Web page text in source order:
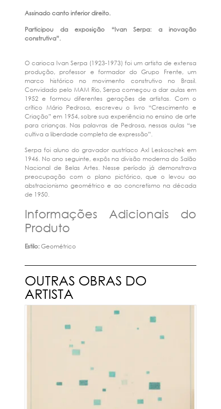
Assinado canto inferior direito.
Participou da exposição “Ivan Serpa: a inovação
construtiva”.
O carioca Ivan Serpa (1923-1973) foi um artista de extensa
produção, professor e formador do Grupo Frente, um
marco histórico no movimento construtivo no Brasil.
Convidado pelo MAM Rio, Serpa começou a dar aulas em
1952 e formou diferentes gerações de artistas. Com o
crítico Mário Pedrosa, escreveu o livro “Crescimento e
Criação” em 1954, sobre sua experiência no ensino de arte
para crianças. Nas palavras de Pedrosa, nessas aulas “se
cultiva a liberdade completa de expressão”.
Serpa foi aluno do gravador austríaco Axl Leskoschek em
1946. No ano seguinte, expôs na divisão moderna do Salão
Nacional de Belas Artes. Nesse período já demonstrava
preocupação com o plano pictórico, que o levou ao
abstracionismo geométrico e ao concretismo na década
de 1950.
Informações Adicionais do
Produto
Estilo:Geométrico
OUTRAS OBRAS DO
ARTISTA